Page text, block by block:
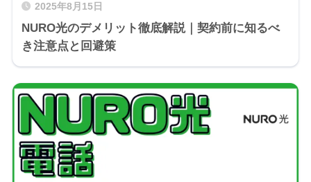
2025年8月15日
NURO光のデメリット徹底解説｜契約前に知るべ
き注意点と回避策